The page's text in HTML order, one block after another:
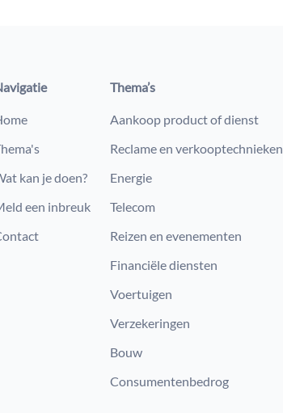
kan je doen?
een inbreuk
Thema’s
Aankoop product of dienst
Reclame en verkooptechnieken
Energie
Telecom
Reizen en evenementen
Financiële diensten
Voertuigen
Verzekeringen
Bouw
Consumenten​bedrog